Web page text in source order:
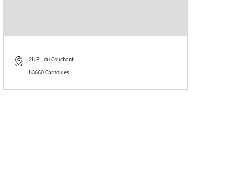
28 Pl. du Couchant
83660 Carnoules